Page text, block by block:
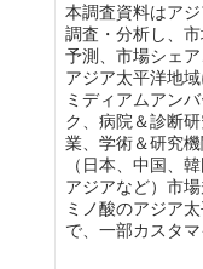
本調査資料はア
調査・分析し、
予測、市場シェ
アジア太平洋地
ミディアムアン
ク、病院＆診断
業、学術＆研究
（日本、中国、
アジアなど）市
ミノ酸のアジア
で、一部カスタマ